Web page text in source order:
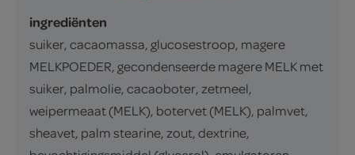
ingrediënten
suiker, cacaomassa, glucosestroop, magere
MELKPOEDER, gecondenseerde magere MELK met
suiker, palmolie, cacaoboter, zetmeel,
weipermeaat (MELK), botervet (MELK), palmvet,
sheavet, palm stearine, zout, dextrine,